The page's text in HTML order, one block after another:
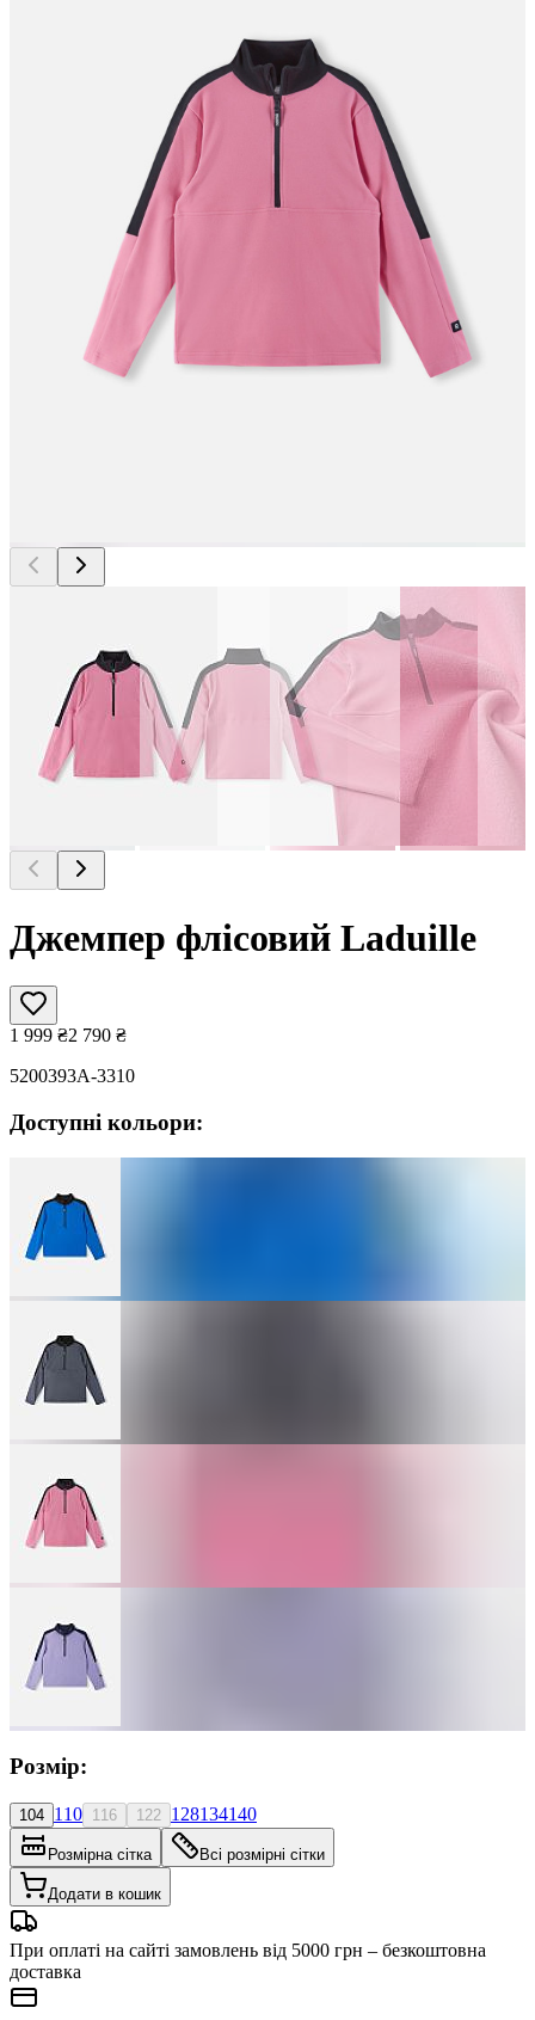
Джемпер флісовий Laduille
1 999 ₴2 790 ₴
5200393A-3310
Доступні кольори:
Розмір:
104 110 116 122 128134140
Розмірна сітка Всі розмірні сітки
Додати в кошик
При оплаті на сайті замовлень від 5000 грн – безкоштовна
доставка